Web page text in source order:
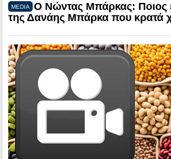
MEDIA
Ο Νώντας Μπάρκας: Ποιος
της Δανάης Μπάρκα που κρατά